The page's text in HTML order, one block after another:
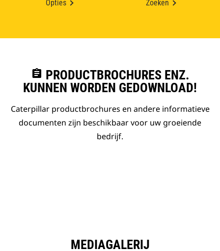
Opties
Zoeken
assignment PRODUCTBROCHURES ENZ.
KUNNEN WORDEN GEDOWNLOAD!
Caterpillar productbrochures en andere informatieve
documenten zijn beschikbaar voor uw groeiende
bedrijf.
MEDIAGALERIJ